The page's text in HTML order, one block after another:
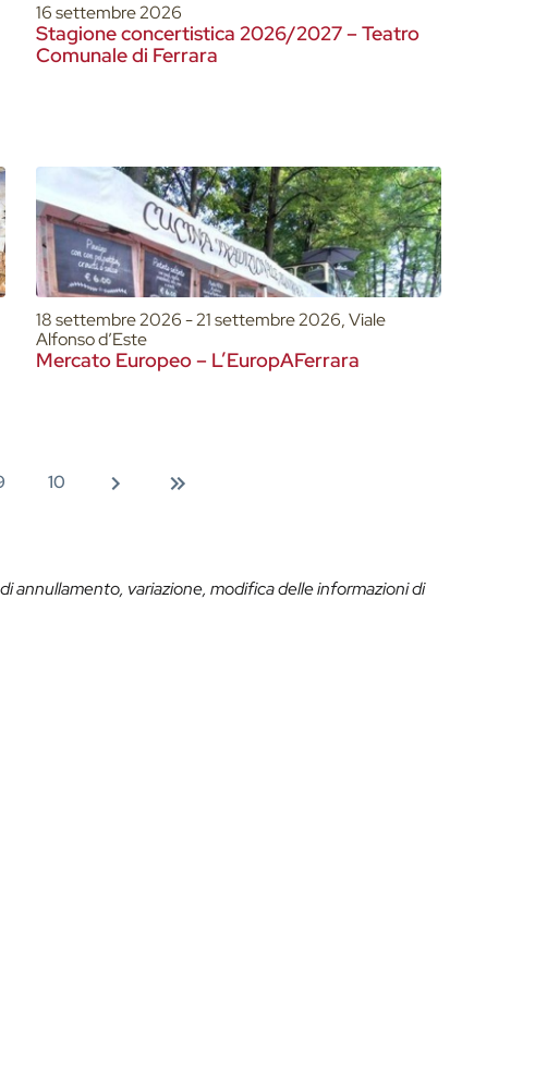
16 settembre 2026
Stagione concertistica 2026/2027 – Teatro
Comunale di Ferrara
18 settembre 2026 - 21 settembre 2026, Viale
Alfonso d’Este
Mercato Europeo – L’EuropAFerrara
10
annullamento, variazione, modifica delle informazioni di